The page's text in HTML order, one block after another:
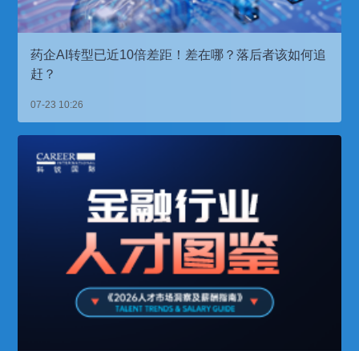
药企AI转型已近10倍差距！差在哪？落后者该如何追
赶？
07-23 10:26